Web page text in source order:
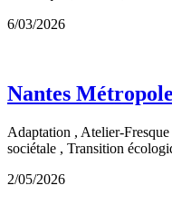
6/03/2026
Nantes
Adaptation , Atelier-
sociétale , Transition
2/05/2026